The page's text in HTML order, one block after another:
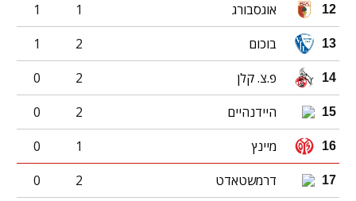
12 אוגסבורג 1
1
13 בוכום 2
1
14 פ.צ. קלן 2
0
15 היידנהיים 2
0
16 מיינץ 1
0
17 דרמשטאדט 2
0